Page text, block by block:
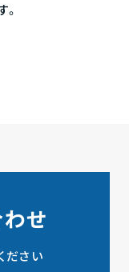
せ
ださい